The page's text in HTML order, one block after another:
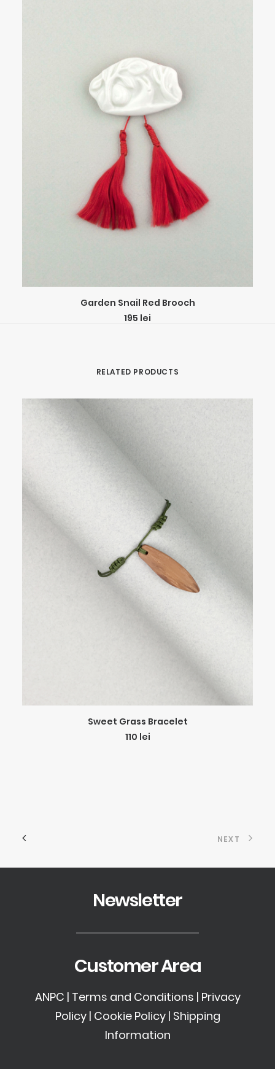
ADD TO CART
Garden Snail Red Brooch
195 lei
RELATED PRODUCTS
ADD TO CART
Sweet Grass Bracelet
110 lei
NEXT
Newsletter
Customer Area
ANPC | Terms and Conditions | Privacy
Policy| Cookie Policy| Shipping
Information